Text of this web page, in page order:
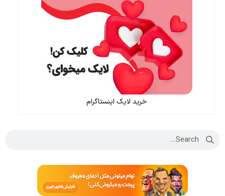
خرید لایک اینستاگرام